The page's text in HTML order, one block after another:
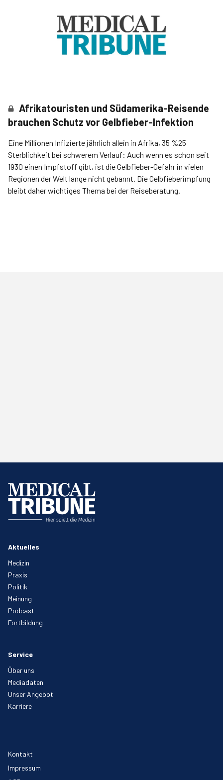
Afrikatouristen und Südamerika-Reisende
brauchen Schutz vor Gelbfieber-Infektion
Eine Millionen Infizierte jährlich allein in Afrika, 35 %25
Sterblichkeit bei schwerem Verlauf: Auch wenn es schon seit
1930 einen Impfstoff gibt, ist die Gelbfieber-Gefahr in vielen
Regionen der Welt lange nicht gebannt. Die Gelbfieberimpfung
bleibt daher wichtiges Thema bei der Reiseberatung.
Aktuelles
Medizin
Praxis
Politik
Meinung
Podcast
Fortbildung
Service
Über uns
Mediadaten
Unser Angebot
Karriere
Kontakt
Impressum